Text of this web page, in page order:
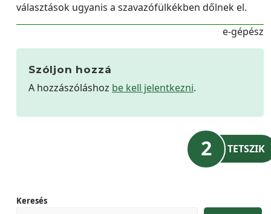
választások ugyanis a szavazófülkékben dőlnek el.
e-gépész
Szóljon hozzá
A hozzászóláshoz be kell jelentkezni.
2 TETSZIK
Keresés